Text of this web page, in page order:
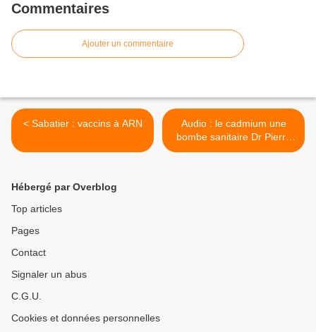
Commentaires
Ajouter un commentaire
< Sabatier : vaccins à ARN
Audio : le cadmium une
bombe sanitaire Dr Pierre
Souvet >
Hébergé par Overblog
Top articles
Pages
Contact
Signaler un abus
C.G.U.
Cookies et données personnelles